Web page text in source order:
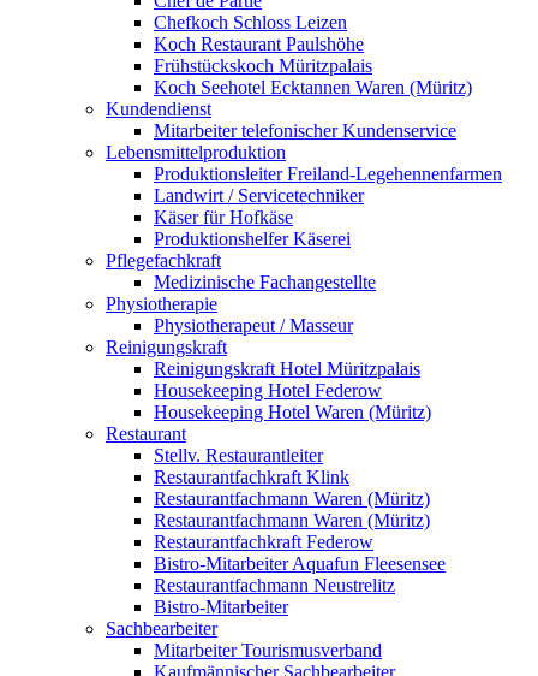
Chefkoch Schloss Leizen
Koch Restaurant Paulshöhe
Frühstückskoch Müritzpalais
Koch Seehotel Ecktannen Waren (Müritz)
Kundendienst
Mitarbeiter telefonischer Kundenservice
Lebensmittelproduktion
Produktionsleiter Freiland-Legehennenfarmen
Landwirt / Servicetechniker
Käser für Hofkäse
Produktionshelfer Käserei
Pflegefachkraft
Medizinische Fachangestellte
Physiotherapie
Physiotherapeut / Masseur
Reinigungskraft
Reinigungskraft Hotel Müritzpalais
Housekeeping Hotel Federow
Housekeeping Hotel Waren (Müritz)
Restaurant
Stellv. Restaurantleiter
Restaurantfachkraft Klink
Restaurantfachmann Waren (Müritz)
Restaurantfachmann Waren (Müritz)
Restaurantfachkraft Federow
Bistro-Mitarbeiter Aquafun Fleesensee
Restaurantfachmann Neustrelitz
Bistro-Mitarbeiter
Sachbearbeiter
Mitarbeiter Tourismusverband